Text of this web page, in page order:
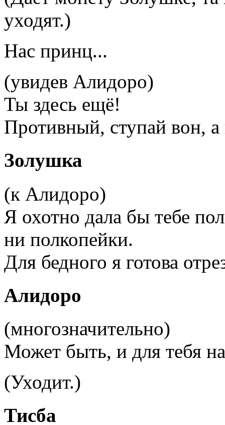
уходят.)
Нас принц...
(увидев Алидоро)
Ты здесь ещё!
Противный, ступай вон, а
Золушка
(к Алидоро)
Я охотно дала бы тебе
ни полкопейки.
Для бедного я готова
Алидоро
(многозначительно)
Может быть, и для тебя
(Уходит.)
Тисба